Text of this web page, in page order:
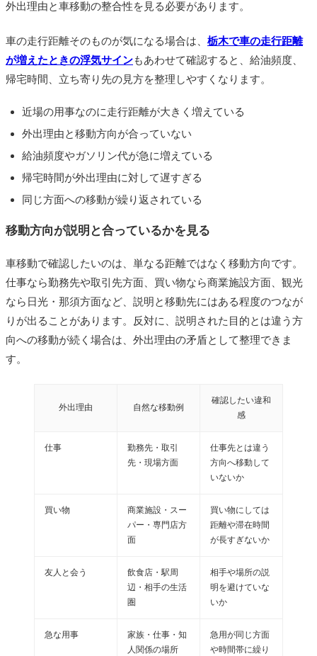
外出理由と車移動の整合性を見る必要があります。
車の走行距離そのものが気になる場合は、 栃木で車の走行距離
が増えたときの浮気サインもあわせて確認すると、給油頻度、
帰宅時間、立ち寄り先の見方を整理しやすくなります。
近場の用事なのに走行距離が大きく増えている
外出理由と移動方向が合っていない
給油頻度やガソリン代が急に増えている
帰宅時間が外出理由に対して遅すぎる
同じ方面への移動が繰り返されている
移動方向が説明と合っているかを見る
車移動で確認したいのは、単なる距離ではなく移動方向です。
仕事なら勤務先や取引先方面、買い物なら商業施設方面、観光
なら日光・那須方面など、説明と移動先にはある程度のつなが
りが出ることがあります。反対に、説明された目的とは違う方
向への移動が続く場合は、外出理由の矛盾として整理できま
す。
外出理由 自然な移動例
確認したい違和
感
仕事
勤務先・取引
先・現場方面
仕事先とは違う
方向へ移動して
いないか
買い物
商業施設・スー
パー・専門店方
面
買い物にしては
距離や滞在時間
が長すぎないか
友人と会う
飲食店・駅周
辺・相手の生活
圏
相手や場所の説
明を避けていな
いか
急な用事
家族・仕事・知
人関係の場所
急用が同じ方面
や時間帯に繰り